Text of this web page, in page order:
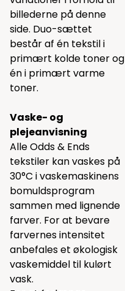
billederne på denne
side. Duo-sættet
består af én tekstil i
primært kolde toner og
én i primært varme
toner.
Vaske- og
plejeanvisning
Alle Odds & Ends
tekstiler kan vaskes på
30°C i vaskemaskinens
bomuldsprogram
sammen med lignende
farver. For at bevare
farvernes intensitet
anbefales et økologisk
vaskemiddel til kulørt
vask.